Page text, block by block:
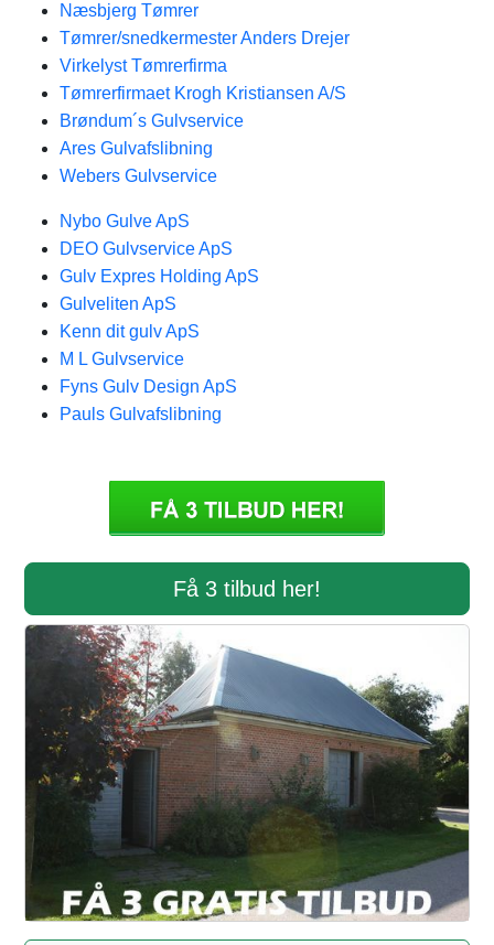
Næsbjerg Tømrer
Tømrer/snedkermester Anders Drejer
Virkelyst Tømrerfirma
Tømrerfirmaet Krogh Kristiansen A/S
Brøndum´s Gulvservice
Ares Gulvafslibning
Webers Gulvservice
Nybo Gulve ApS
DEO Gulvservice ApS
Gulv Expres Holding ApS
Gulveliten ApS
Kenn dit gulv ApS
M L Gulvservice
Fyns Gulv Design ApS
Pauls Gulvafslibning
Få 3 tilbud her!